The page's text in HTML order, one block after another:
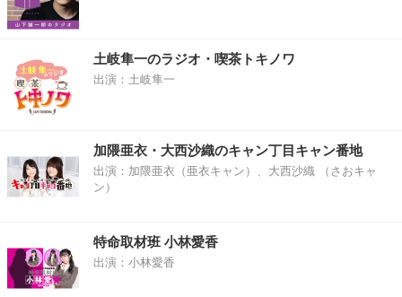
土岐隼一のラジオ・喫茶トキノワ
出演：土岐隼一
加隈亜衣・大西沙織のキャン丁目キャン番地
出演：加隈亜衣（亜衣キャン）、大西沙織 （さおキャ
ン）
特命取材班 小林愛香
出演：小林愛香